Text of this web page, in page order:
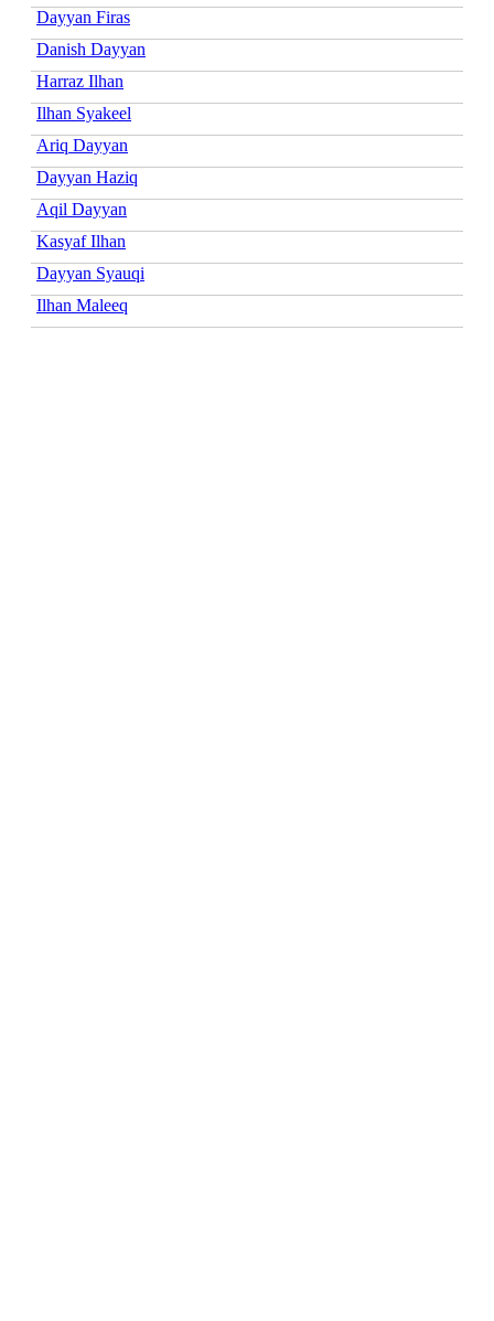
Dayyan Firas
Danish Dayyan
Harraz Ilhan
Ilhan Syakeel
Ariq Dayyan
Dayyan Haziq
Aqil Dayyan
Kasyaf Ilhan
Dayyan Syauqi
Ilhan Maleeq